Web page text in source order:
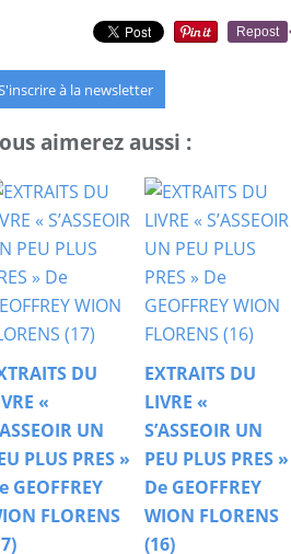
Repost
à la newsletter
aimerez aussi :
DU
«
UN
PLUS PRES »
GEOFFREY
FLORENS
EXTRAITS DU
LIVRE «
S’ASSEOIR UN
PEU PLUS PRES »
De GEOFFREY
WION FLORENS
(16)